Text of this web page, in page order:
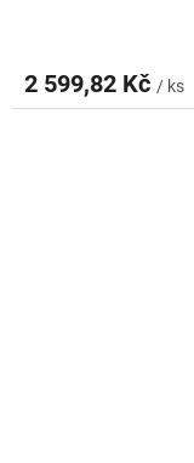
2 599,82 Kč / ks